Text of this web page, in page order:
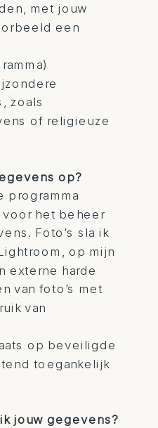
met jouw
een
zoals
of religieuze
op?
programma
voor het beheer
Foto’s sla ik
op mijn
externe harde
van foto’s met
van
op beveiligde
toegankelijk
jouw gegevens?